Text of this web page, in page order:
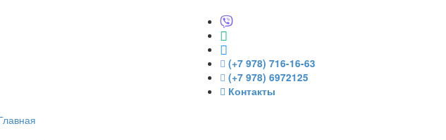
(+7 978) 716-16-63
(+7 978) 6972125
Контакты